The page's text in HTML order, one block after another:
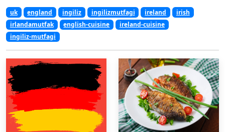
uk england ingiliz ingilizmutfagi ireland
irish
irlandamutfak
english-cuisine
ireland-cuisine
ingiliz-mutfagi